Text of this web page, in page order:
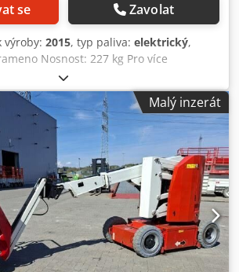
se Zavolat
výroby: 2015, typ paliva: elektrický,
Nosnost: 227 kg Pro více
centrum použité techniky. Dedpfozfl I
Malý inzerát